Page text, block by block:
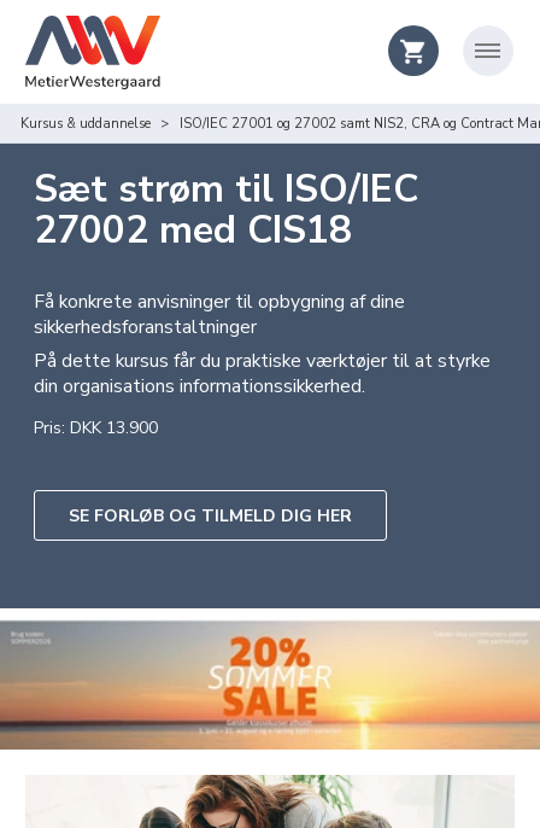
Kursus & uddannelse ISO/IEC 27001 og 27002 samt NIS2, CRA og Contract
Sæt strøm til ISO/IEC
27002 med CIS18
Få konkrete anvisninger til opbygning af dine
sikkerhedsforanstaltninger
På dette kursus får du praktiske værktøjer til at styrke
din organisations informationssikkerhed.
Pris: DKK 13.900
SE FORLØB OG TILMELD DIG HER